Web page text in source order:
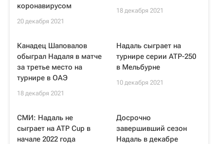
коронавирусом
20 декабря 2021
18 декабря 2021
Канадец Шаповалов
обыграл Надаля в матче
за третье место на
турнире в ОАЭ
18 декабря 2021
Надаль сыграет на
турнире серии ATP-250
в Мельбурне
10 декабря 2021
СМИ: Надаль не
сыграет на ATP Cup в
начале 2022 года
Досрочно
завершивший сезон
Надаль в декабре